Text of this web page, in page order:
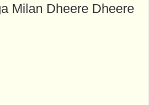
Milan Dheere Dheere